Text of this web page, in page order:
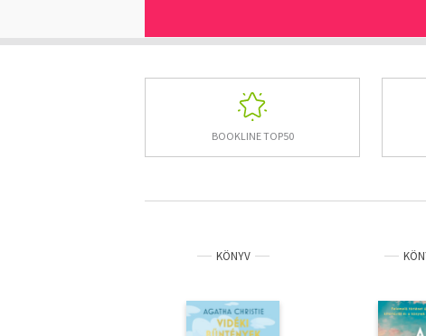
BOOKLINE TOP50
KÖNYV